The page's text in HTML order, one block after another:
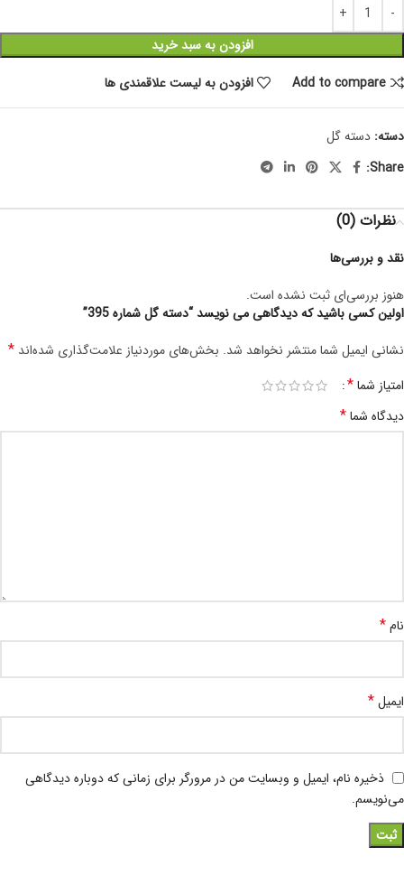
افزودن به سبد خرید
Add to compare
افزودن به لیست علاقمندی ها
دسته: دسته گل
Share:
نظرات (0)
نقد و بررسی‌ها
هنوز بررسی‌ای ثبت نشده است.
اولین کسی باشید که دیدگاهی می نویسد “دسته گل شماره 395”
نشانی ایمیل شما منتشر نخواهد شد. بخش‌های موردنیاز علامت‌گذاری شده‌اند *
امتیاز شما*
دیدگاه شما*
نام*
ایمیل*
ذخیره نام، ایمیل و وبسایت من در مرورگر برای زمانی که دوباره دیدگاهی
می‌نویسم.